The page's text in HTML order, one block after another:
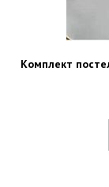
Комплект